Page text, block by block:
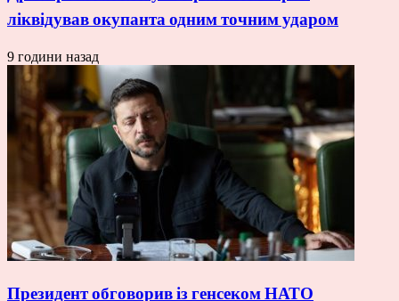
ліквідував окупанта одним точним ударом
9 години назад
Президент обговорив із генсеком НАТО